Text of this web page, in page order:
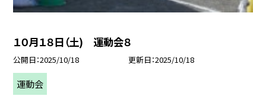
１０月１８日（土) 運動会８
公開日 2025/10/18 更新日 2025/10/18
運動会